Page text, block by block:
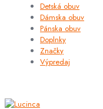
Detská obuv
Dámska obuv
Pánska obuv
Doplnky
Značky
Výpredaj